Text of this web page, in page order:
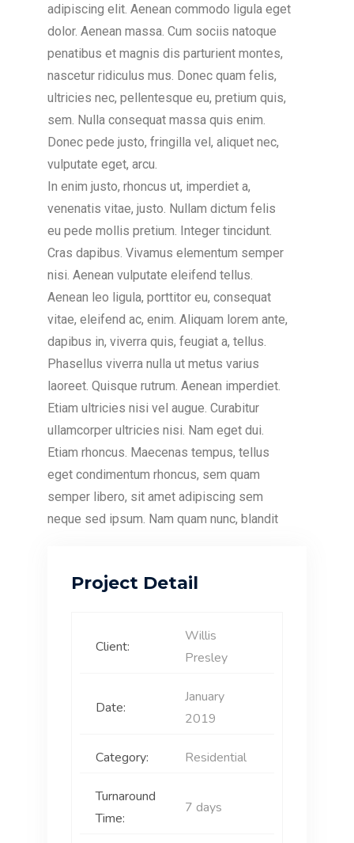
adipiscing elit. Aenean commodo ligula eget
dolor. Aenean massa. Cum sociis natoque
penatibus et magnis dis parturient montes,
nascetur ridiculus mus. Donec quam felis,
ultricies nec, pellentesque eu, pretium quis,
sem. Nulla consequat massa quis enim.
Donec pede justo, fringilla vel, aliquet nec,
vulputate eget, arcu.
In enim justo, rhoncus ut, imperdiet a,
venenatis vitae, justo. Nullam dictum felis
eu pede mollis pretium. Integer tincidunt.
Cras dapibus. Vivamus elementum semper
nisi. Aenean vulputate eleifend tellus.
Aenean leo ligula, porttitor eu, consequat
vitae, eleifend ac, enim. Aliquam lorem ante,
dapibus in, viverra quis, feugiat a, tellus.
Phasellus viverra nulla ut metus varius
laoreet. Quisque rutrum. Aenean imperdiet.
Etiam ultricies nisi vel augue. Curabitur
ullamcorper ultricies nisi. Nam eget dui.
Etiam rhoncus. Maecenas tempus, tellus
eget condimentum rhoncus, sem quam
semper libero, sit amet adipiscing sem
neque sed ipsum. Nam quam nunc, blandit
Project Detail
Client:
Willis
Presley
Date:
January
2019
Category: Residential
Turnaround
Time:
7 days